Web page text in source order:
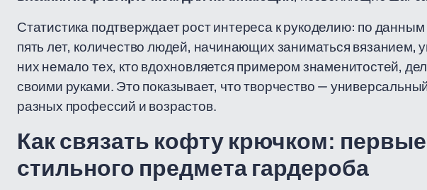
Статистика подтверждает рост интереса к рукоделию: по
пять лет, количество людей, начинающих заниматься вязанием,
них немало тех, кто вдохновляется примером знаменитостей,
своими руками. Это показывает, что творчество —
разных профессий и возрастов.
Как связать кофту крючком:
стильного предмета гардероба